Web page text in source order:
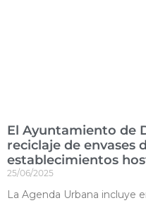
El Ayuntamiento de
reciclaje de envases
establecimientos
25/06/2025
La Agenda Urbana incluye